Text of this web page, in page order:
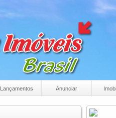
Lançamentos Anunciar